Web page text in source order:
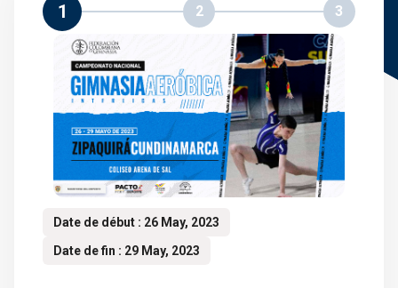
1 2 3
Date de début : 26 May, 2023
Date de fin : 29 May, 2023